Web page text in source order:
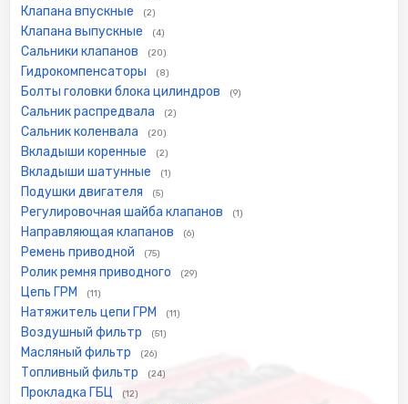
Клапана впускные (2)
Клапана выпускные (4)
Сальники клапанов (20)
Гидрокомпенсаторы (8)
Болты головки блока цилиндров (9)
Сальник распредвала (2)
Сальник коленвала (20)
Вкладыши коренные (2)
Вкладыши шатунные (1)
Подушки двигателя (5)
Регулировочная шайба клапанов (1)
Направляющая клапанов (6)
Ремень приводной (75)
Ролик ремня приводного (29)
Цепь ГРМ (11)
Натяжитель цепи ГРМ (11)
Воздушный фильтр (51)
Масляный фильтр (26)
Топливный фильтр (24)
Прокладка ГБЦ (12)